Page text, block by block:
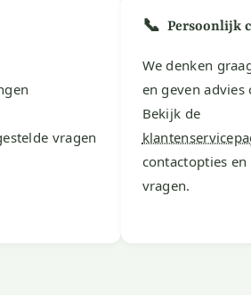
vragen
📞 Persoonlijk
We denken
en geven advies
Bekijk de
contactopties en
vragen.